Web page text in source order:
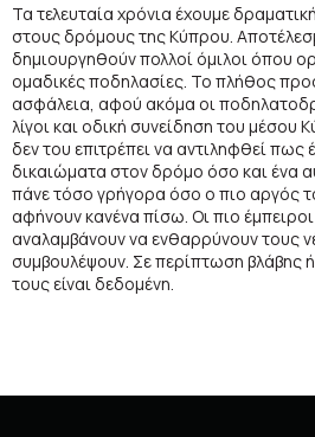
Τα τελευταία χρόνια έχουμε
στους δρόμους της Κύπρου.
δημιουργηθούν πολλοί όμιλοι όπου
ομαδικές ποδηλασίες. Το πλήθος
ασφάλεια, αφού ακόμα οι
λίγοι και οδική συνείδηση του
δεν του επιτρέπει να αντιληφθεί πως
δικαιώματα στον δρόμο όσο και ένα
πάνε τόσο γρήγορα όσο ο πιο αργός
αφήνουν κανένα πίσω. Οι πιο
αναλαμβάνουν να ενθαρρύνουν τους
συμβουλέψουν. Σε περίπτωση βλάβης
τους είναι δεδομένη.